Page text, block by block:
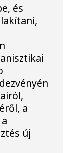
és
a
új